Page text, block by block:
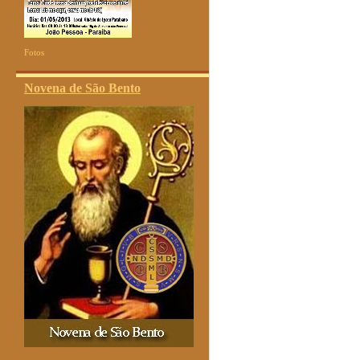
Fotos
Novena de São Bento